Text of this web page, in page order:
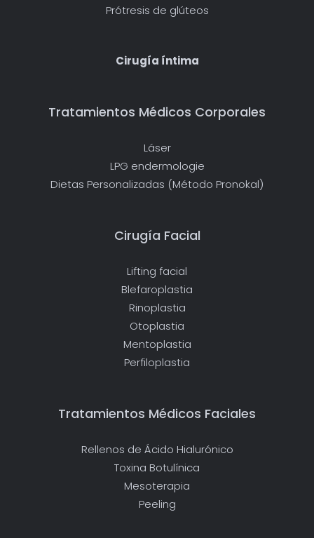
Prótresis de glúteos
Cirugía íntima
Tratamientos Médicos Corporales
Láser
LPG endermologie
Dietas Personalizadas (Método Pronokal)
Cirugía Facial
Lifting facial
Blefaroplastia
Rinoplastia
Otoplastia
Mentoplastia
Perfiloplastia
Tratamientos Médicos Faciales
Rellenos de Ácido Hialurónico
Toxina Botulínica
Mesoterapia
Peeling